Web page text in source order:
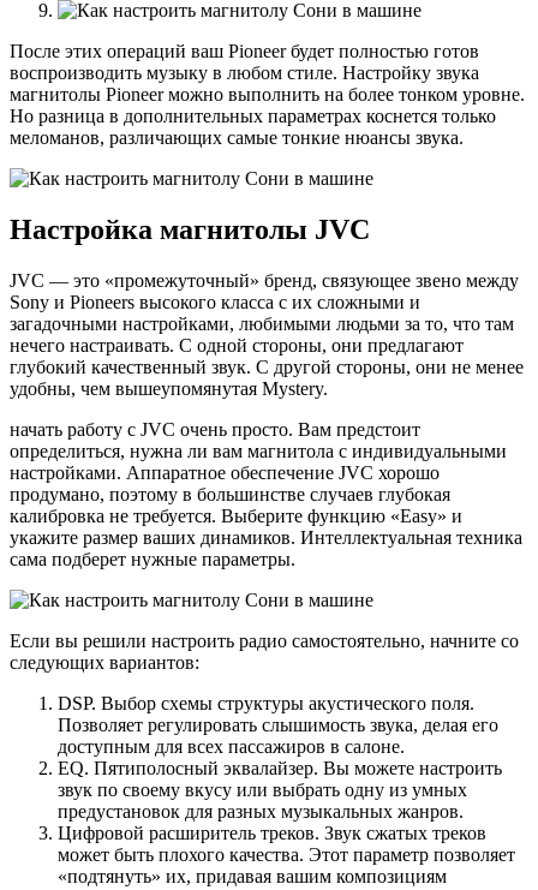
После этих операций ваш Pioneer будет полностью готов
воспроизводить музыку в любом стиле. Настройку звука
магнитолы Pioneer можно выполнить на более тонком уровне.
Но разница в дополнительных параметрах коснется только
меломанов, различающих самые тонкие нюансы звука.
Настройка магнитолы JVC
JVC — это «промежуточный» бренд, связующее звено между
Sony и Pioneers высокого класса с их сложными и
загадочными настройками, любимыми людьми за то, что там
нечего настраивать. С одной стороны, они предлагают
глубокий качественный звук. С другой стороны, они не менее
удобны, чем вышеупомянутая Mystery.
начать работу с JVC очень просто. Вам предстоит
определиться, нужна ли вам магнитола с индивидуальными
настройками. Аппаратное обеспечение JVC хорошо
продумано, поэтому в большинстве случаев глубокая
калибровка не требуется. Выберите функцию «Easy» и
укажите размер ваших динамиков. Интеллектуальная техника
сама подберет нужные параметры.
Если вы решили настроить радио самостоятельно, начните со
следующих вариантов:
DSP. Выбор схемы структуры акустического поля.
Позволяет регулировать слышимость звука, делая его
доступным для всех пассажиров в салоне.
EQ. Пятиполосный эквалайзер. Вы можете настроить
звук по своему вкусу или выбрать одну из умных
предустановок для разных музыкальных жанров.
Цифровой расширитель треков. Звук сжатых треков
может быть плохого качества. Этот параметр позволяет
«подтянуть» их, придавая вашим композициям